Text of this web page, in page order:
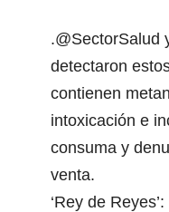
.@SectorSalud
detectaron
contienen
intoxicación e
consuma y
venta.
‘Rey de